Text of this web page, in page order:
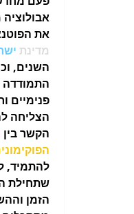
את
מדינת
השנים,
פנימיים
הצליחה
הקשר בין
להתמיד,
שתחילת
הזמן